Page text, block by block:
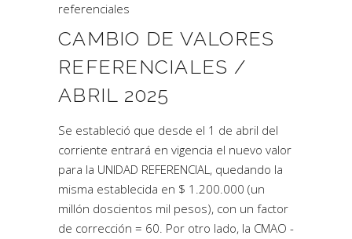
referenciales
CAMBIO DE VALORES
REFERENCIALES /
ABRIL 2025
Se estableció que desde el 1 de abril del
corriente entrará en vigencia el nuevo valor
para la UNIDAD REFERENCIAL, quedando la
misma establecida en $ 1.200.000 (un
millón doscientos mil pesos), con un factor
de corrección = 60. Por otro lado, la CMAO -